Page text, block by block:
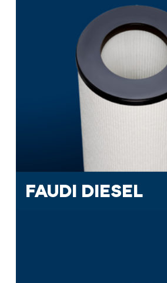
FAUDI DIESEL